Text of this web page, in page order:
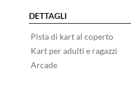
DETTAGLI
Pista di kart al coperto
Kart per adulti e ragazzi
Arcade